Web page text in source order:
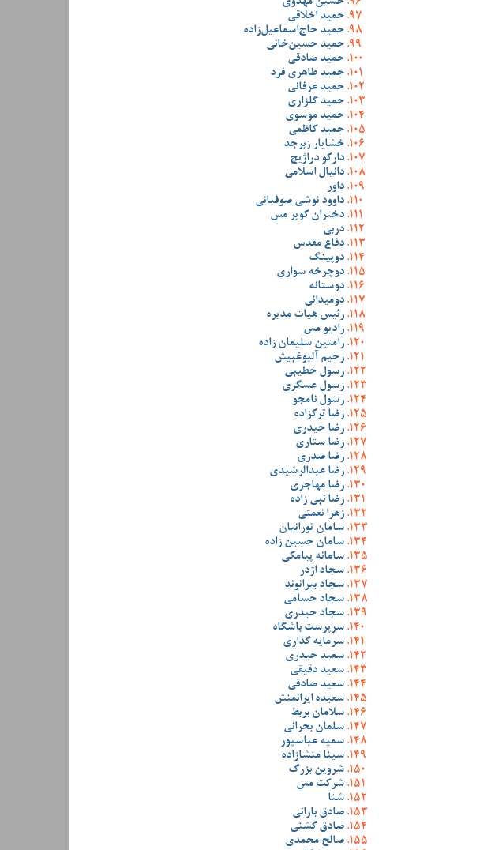
حمید اخلاقی
حمید حاج‌اسماعیل‌زاده
حمید حسین‌خانی
حمید صادقی
حمید طاهری فرد
حمید عرفانی
حمید گلزاری
حمید موسوی
حمید کاظمی
خشایار زبرجد
دارکو دراژیچ
دانیال اسلامی
داور
داوود نوشی صوفیانی
دختران کویر مس
دربی
دفاع مقدس
دوپینگ
دوچرخه سواری
دوستانه
دومیدانی
رئیس هیات مدیره
رادیو مس
رامتین سلیمان زاده
رحیم آلبوغبیش
رسول خطیبی
رسول عسگری
رسول نامجو
رضا ترکزاده
رضا حیدری
رضا ستاری
رضا صدری
رضا عبدالرشیدی
رضا مهاجری
رضا نبی زاده
زهرا نعمتی
سامان تورانیان
سامان حسین زاده
سامانه پیامکی
سجاد اژدر
سجاد بیرانوند
سجاد حسامی
سجاد حیدری
سرپرست باشگاه
سرمایه گذاری
سعید حیدری
سعید دقیقی
سعید صادقی
سعیده ایرانمنش
سلامان بربط
سلمان بحرانی
سمیه عباسپور
سینا منشازاده
شروین بزرگ
شرکت مس
شنا
صادق بارانی
صادق گشنی
صالح محمدی